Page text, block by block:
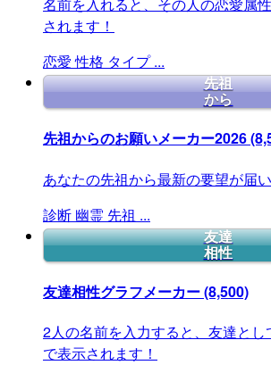
されます！
恋愛 性格 タイプ ...
先祖
から
先祖からのお願いメーカー2026
あなたの先祖から最新の要望が届
診断 幽霊 先祖 ...
友達
相性
友達相性グラフメーカー(8,500)
2人の名前を入力すると、友達とし
で表示されます！